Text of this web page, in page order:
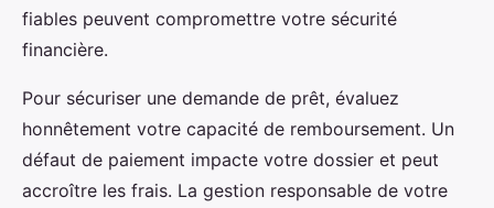
fiables peuvent compromettre votre sécurité
financière.
Pour sécuriser une demande de prêt, évaluez
honnêtement votre capacité de remboursement. Un
défaut de paiement impacte votre dossier et peut
accroître les frais. La gestion responsable de votre